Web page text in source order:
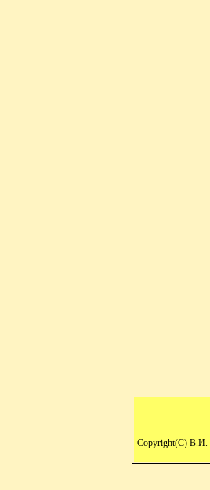
Copyright(C) В.И.